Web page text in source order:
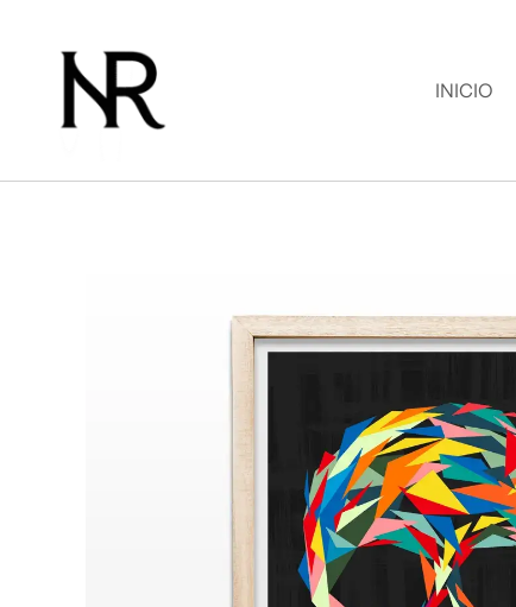
contenido
INICIO